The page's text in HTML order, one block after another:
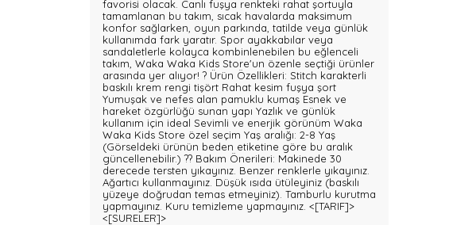
favorisi olacak. Canlı fuşya renkteki rahat şortuyla
tamamlanan bu takım, sıcak havalarda maksimum
konfor sağlarken, oyun parkında, tatilde veya günlük
kullanımda fark yaratır. Spor ayakkabılar veya
sandaletlerle kolayca kombinlenebilen bu eğlenceli
takım, Waka Waka Kids Store'un özenle seçtiği ürünler
arasında yer alıyor! ? Ürün Özellikleri: Stitch karakterli
baskılı krem rengi tişört Rahat kesim fuşya şort
Yumuşak ve nefes alan pamuklu kumaş Esnek ve
hareket özgürlüğü sunan yapı Yazlık ve günlük
kullanım için ideal Sevimli ve enerjik görünüm Waka
Waka Kids Store özel seçim Yaş aralığı: 2-8 Yaş
(Görseldeki ürünün beden etiketine göre bu aralık
güncellenebilir.) ?? Bakım Önerileri: Makinede 30
derecede tersten yıkayınız. Benzer renklerle yıkayınız.
Ağartıcı kullanmayınız. Düşük ısıda ütüleyiniz (baskılı
yüzeye doğrudan temas etmeyiniz). Tamburlu kurutma
yapmayınız. Kuru temizleme yapmayınız. <[TARIF]>
<[SURELER]>